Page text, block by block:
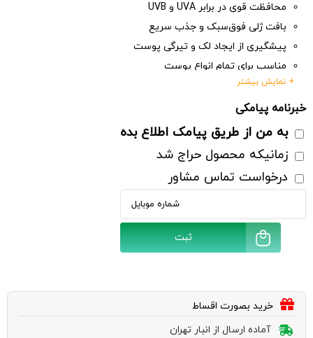
محافظت قوی در برابر UVA و UVB
بافت ژلی فوق‌سبک و جذب سریع
پیشگیری از ایجاد لک و تیرگی پوست
مناسب برای تمام انواع پوست
پیشگیری از پیری زودرس و لک‌های ناشی از آفتاب
حجم : 120 میلی لیتر
شماره مجوز : ۴۲/۱۲۱۲۷
+ نمایش بیشتر
خبرنامه پیامکی
به من از طریق پیامک اطلاع بده
زمانیکه محصول حراج شد
درخواست تماس مشاور
ثبت
خرید بصورت اقساط
آماده ارسال از انبار تهران